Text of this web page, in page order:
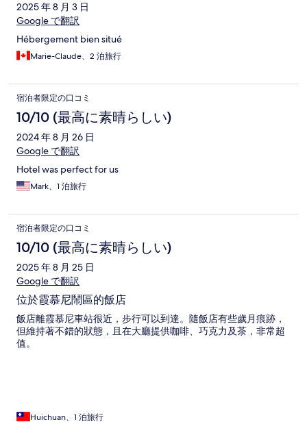
2025 年 8 月 3 日
Google で翻訳
Hébergement bien situé
Marie-Claude、2 泊旅行
宿泊者限定の口コミ
10/10 (最高に素晴らしい)
2024 年 8 月 26 日
Google で翻訳
Hotel was perfect for us
Mark、1 泊旅行
宿泊者限定の口コミ
10/10 (最高に素晴らしい)
2025 年 8 月 25 日
Google で翻訳
位於霞慕尼鬧區的飯店
飯店離霞慕尼車站很近，步行可以到達。隨飯店有些歲月痕跡，
但維持著不錯的狀態，且在大廳提供咖啡、巧克力及茶，非常超
值。
Huichuan、1 泊旅行